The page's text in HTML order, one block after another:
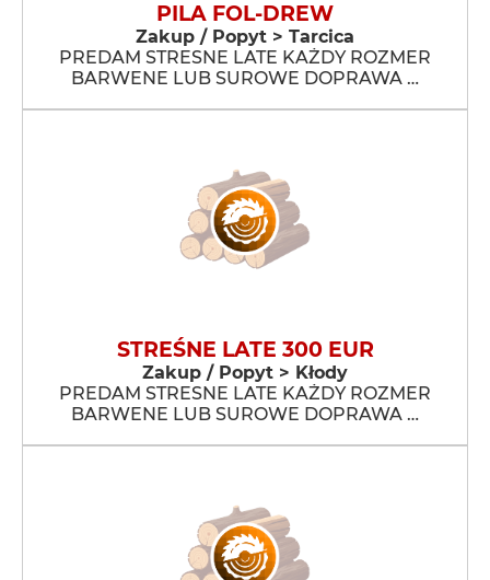
PILA FOL-DREW
Zakup / Popyt > Tarcica
PREDAM STRESNE LATE KAŻDY ROZMER
BARWENE LUB SUROWE DOPRAWA …
STREŚNE LATE 300 EUR
Zakup / Popyt > Kłody
PREDAM STRESNE LATE KAŻDY ROZMER
BARWENE LUB SUROWE DOPRAWA …